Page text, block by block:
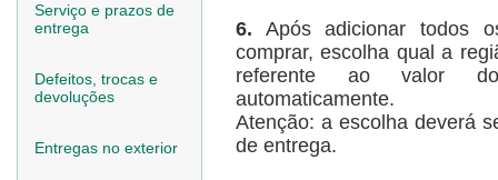
Serviço e prazos de
entrega
Defeitos, trocas e
devoluções
Entregas no exterior
6. Após adicionar todos
comprar, escolha qual a
referente ao valor
automaticamente.
Atenção: a escolha deverá
de entrega.